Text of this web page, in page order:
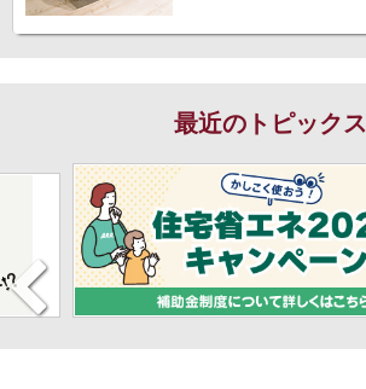
最近のトピックス